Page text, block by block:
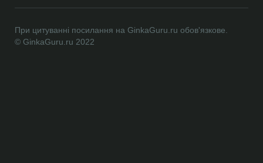
При цитуванні посилання на GinkaGuru.ru обов'язкове.
© GinkaGuru.ru 2022